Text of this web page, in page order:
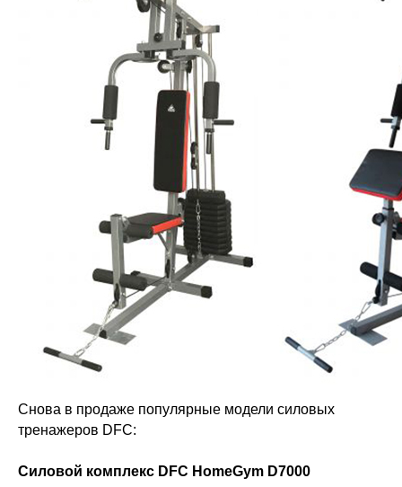
Снова в продаже популярные модели силовых
тренажеров DFC:
Силовой комплекс DFC HomeGym D7000